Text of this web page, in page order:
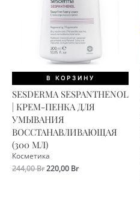
В КОРЗИНУ
SESDERMA SESPANTHENOL
| КРЕМ-ПЕНКА ДЛЯ
УМЫВАНИЯ
ВОССТАНАВЛИВАЮЩАЯ
(300 МЛ)
Косметика
244,00BrПервоначальная
220,00 BrТекущая